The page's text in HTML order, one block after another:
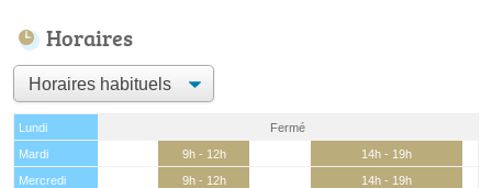
Horaires
Lundi
Fermé
Mardi
9h - 12h
14h - 19h
Mercredi
9h - 12h
14h - 19h